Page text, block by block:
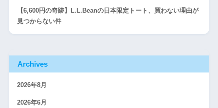
【6,600円の奇跡】L.L.Beanの日本限定トート、買わない理由が
見つからない件
Archives
2026年8月
2026年6月